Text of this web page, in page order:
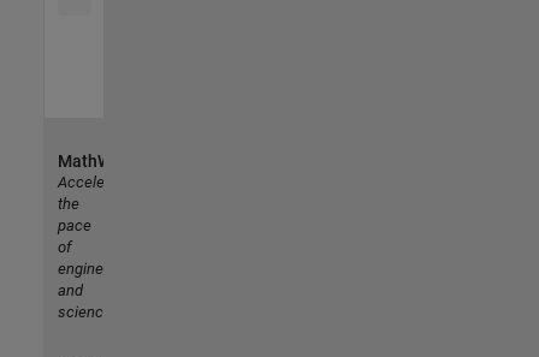
MathWorks
Accelerating
the
pace
of
engineering
and
science